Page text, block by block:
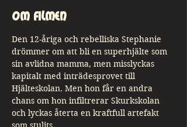
Om Filmen
Den 12-åriga och rebelliska Stephanie
drömmer om att bli en superhjälte som
sin avlidna mamma, men misslyckas
kapitalt med inträdesprovet till
Hjälteskolan. Men hon får en andra
chans om hon infiltrerar Skurkskolan
och lyckas återta en kraftfull artefakt